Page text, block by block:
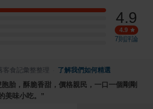
4.9
4.9
7則評論
客食記彙整整理 了解我們如何精選
胎，酥脆香甜，價格親民，一口一個剛剛
美味小吃。 ”